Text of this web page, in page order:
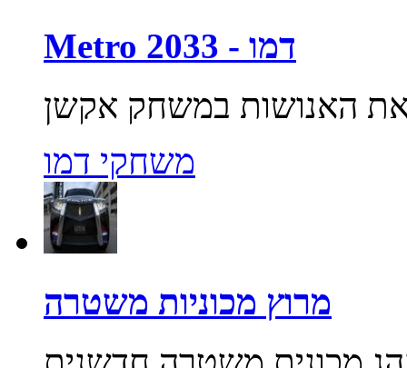
Metro 2033 - דמו
משחקי דמו
מרוץ מכוניות משטרה